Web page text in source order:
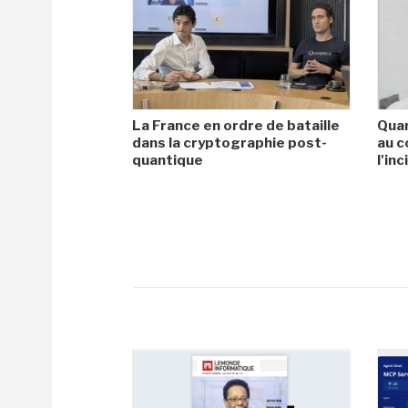
La France en ordre de bataille
dans la cryptographie post-
quantique
au